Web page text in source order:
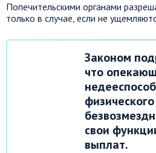
Попечительскими органами
только в случае, если не
Законом
что
свои
выплат.